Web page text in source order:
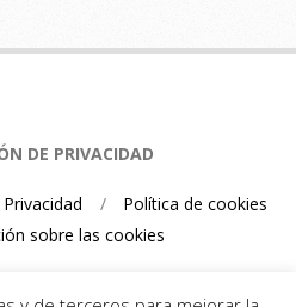
DE PRIVACIDAD
Política de cookies
sobre las cookies